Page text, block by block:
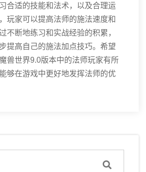
合适的技能和法术，以及合理运
玩家可以提高法师的施法速度和
不断地练习和实战经验的积累，
提高自己的施法加点技巧。希望
兽世界9.0版本中的法师玩家有所
够在游戏中更好地发挥法师的优